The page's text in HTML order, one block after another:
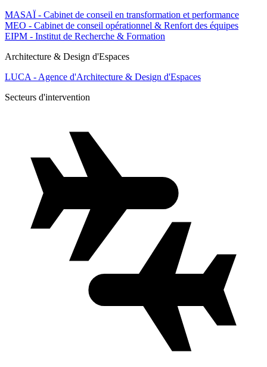
MASAÏ - Cabinet de conseil en transformation et performance
MEO - Cabinet de conseil opérationnel & Renfort des équipes
EIPM - Institut de Recherche & Formation
Architecture & Design d'Espaces
LUCA - Agence d'Architecture & Design d'Espaces
Secteurs d'intervention